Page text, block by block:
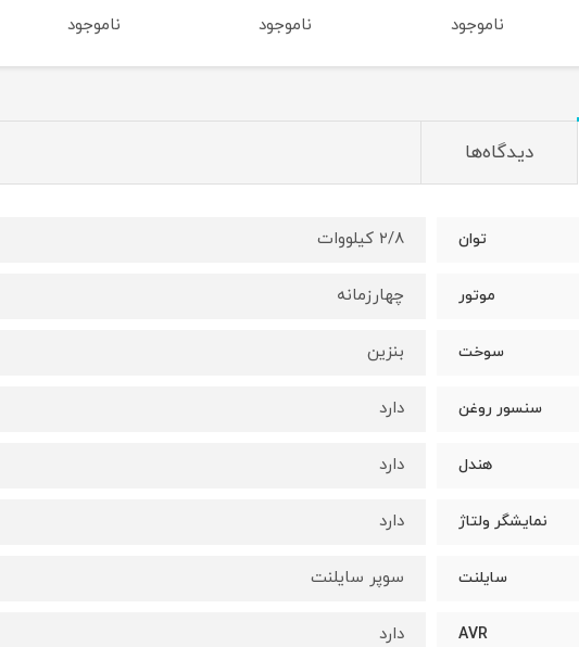
ناموجود ناموجود ناموجود
دیدگاه‌ها
توان ۲/۸ کیلووات
موتور چهارزمانه
سوخت بنزین
سنسور روغن دارد
هندل دارد
نمایشگر ولتاژ دارد
سایلنت سوپر سایلنت
AVR دارد